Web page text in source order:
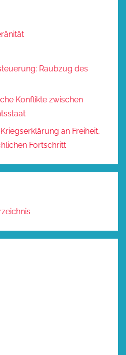
Raubzug des
Konflikte zwischen
an Freiheit,
Fortschritt